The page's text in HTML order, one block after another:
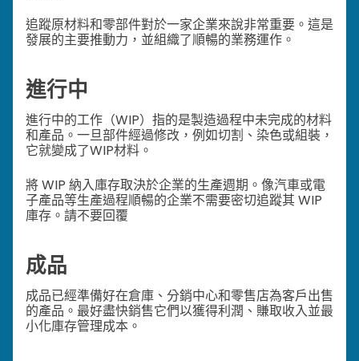
追蹤原材料和零部件對於一家企業來說非常重要。這是
發展的主要推動力，並組織了順暢的業務運作。
進行中
進行中的工作（WIP）指的是製造過程中未完成的材料
和產品。一旦部件經過修改，例如切割、染色或組裝，
它就變成了WIP材料。
將 WIP 納入庫存取決於企業的生產週期。像汽車或電
子產品等生產過程順暢的企業不需要密切追蹤其 WIP
庫存。 請不要回覆
成品
成品已經準備好在倉庫、分銷中心和零售店為客戶出售
的產品。最好盡快銷售它們以獲得利潤、賺取收入並最
小化庫存管理成本。